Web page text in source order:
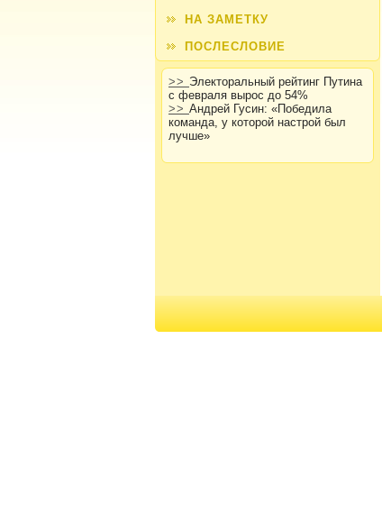
НА ЗАМЕТКУ
ПОСЛЕСЛОВИЕ
>> Электоральный рейтинг Путина
с февраля вырос до 54%
>> Андрей Гусин: «Победила
команда, у которой настрой был
лучше»